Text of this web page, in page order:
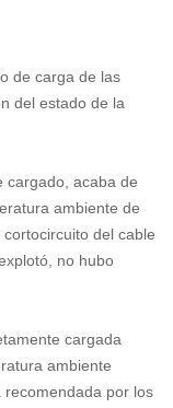
de carga de las
del estado de la
cargado, acaba de
ambiente de
del cable
no hubo
cargada
ambiente
por los